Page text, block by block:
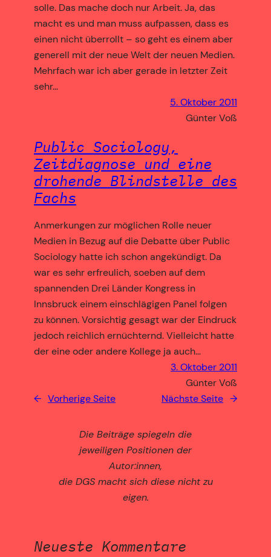
solle. Das mache doch nur Arbeit. Ja, das
macht es und man muss aufpassen, dass es
einen nicht überrollt – so geht es einem aber
generell mit der neue Welt der neuen Medien.
Mehrfach war ich aber gerade in letzter Zeit
sehr…
5. Oktober 2011
Günter Voß
Public Sociology,
Zeitdiagnose und eine
drohende Blindstelle des
Fachs
Anmerkungen zur möglichen Rolle neuer
Medien in Bezug auf die Debatte über Public
Sociology hatte ich schon angekündigt. Da
war es sehr erfreulich, soeben auf dem
spannenden Drei Länder Kongress in
Innsbruck einem einschlägigen Panel folgen
zu können. Vorsichtig gesagt war der Eindruck
jedoch reichlich ernüchternd. Vielleicht hatte
der eine oder andere Kollege ja auch…
3. Oktober 2011
Günter Voß
← Vorherige Seite Nächste Seite →
Die Beiträge spiegeln die
jeweiligen Positionen der
Autor:innen,
die DGS macht sich diese nicht zu
eigen.
Neueste Kommentare